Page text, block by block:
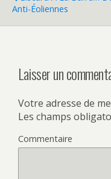
Anti-Éoliennes
Laisser un
Votre adresse de
Les champs
Commentaire